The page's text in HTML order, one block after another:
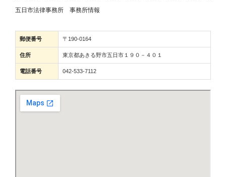
五日市法律事務所 事務所情報
郵便番号 〒190-0164
住所 東京都あきる野市五日市１９０－４０１
電話番号 042-533-7112